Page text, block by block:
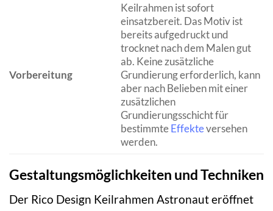
Vorbereitung
Keilrahmen ist sofort
einsatzbereit. Das Motiv ist
bereits aufgedruckt und
trocknet nach dem Malen gut
ab. Keine zusätzliche
Grundierung erforderlich, kann
aber nach Belieben mit einer
zusätzlichen
Grundierungsschicht für
bestimmteEffekteversehen
werden.
Gestaltungsmöglichkeiten und Techniken
Der Rico Design Keilrahmen Astronaut eröffnet